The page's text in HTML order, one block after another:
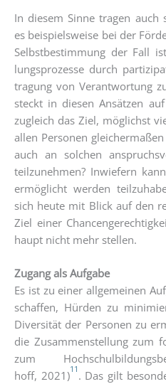
In die­sem Sin­ne tra­gen auch
es bei­spiels­wei­se bei der
Selbst­be­stim­mung der Fall
lungs­pro­zes­se durch
tra­gung von Ver­ant­wor­tung
steckt in die­sen Ansät­zen
zugleich das Ziel, mög­lichst
allen Per­so­nen
auch an sol­chen
teil­zu­neh­men? Inwie­fern
ermög­licht wer­den
sich heu­te mit Blick auf den
Ziel einer
haupt nicht mehr stellen.
Zugang als Auf­ga­be
Es ist zu einer all­ge­mei­nen
schaf­fen, Hür­den zu
Diver­si­tät der Per­so­nen zu
die Zusam­men­stel­lung zum
zum
hoff, 2021)11 . Das gilt